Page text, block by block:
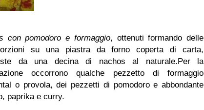
con pomodoro e formaggio, ottenuti formando delle
su una piastra da forno coperta di carta,
da una decina di nachos al naturale.Per la
occorrono qualche pezzetto di formaggio
o provola, dei pezzetti di pomodoro e abbondante
paprika e curry.